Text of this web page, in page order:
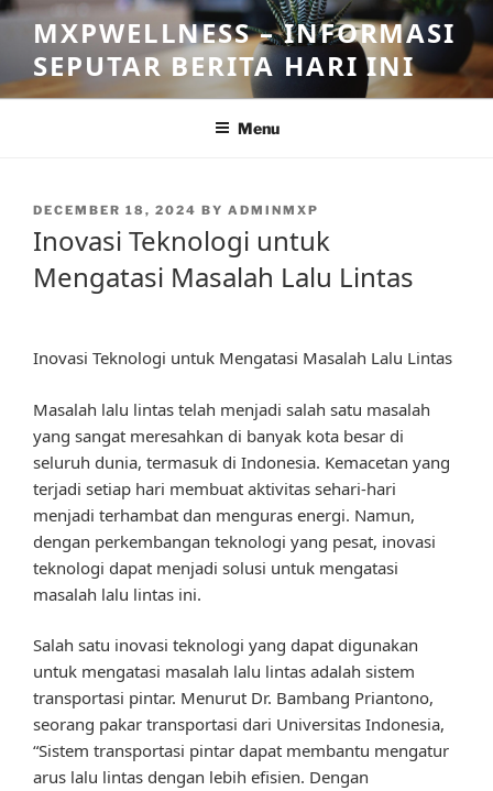
Skip
content
MXPWELLNESS – INFORMASI
SEPUTAR BERITA HARI INI
Menu
POSTED
DECEMBER 18, 2024 BY ADMINMXP
Inovasi Teknologi untuk
Mengatasi Masalah Lalu Lintas
Inovasi Teknologi untuk Mengatasi Masalah Lalu Lintas
Masalah lalu lintas telah menjadi salah satu masalah
yang sangat meresahkan di banyak kota besar di
seluruh dunia, termasuk di Indonesia. Kemacetan yang
terjadi setiap hari membuat aktivitas sehari-hari
menjadi terhambat dan menguras energi. Namun,
dengan perkembangan teknologi yang pesat, inovasi
teknologi dapat menjadi solusi untuk mengatasi
masalah lalu lintas ini.
Salah satu inovasi teknologi yang dapat digunakan
untuk mengatasi masalah lalu lintas adalah sistem
transportasi pintar. Menurut Dr. Bambang Priantono,
seorang pakar transportasi dari Universitas Indonesia,
“Sistem transportasi pintar dapat membantu mengatur
arus lalu lintas dengan lebih efisien. Dengan